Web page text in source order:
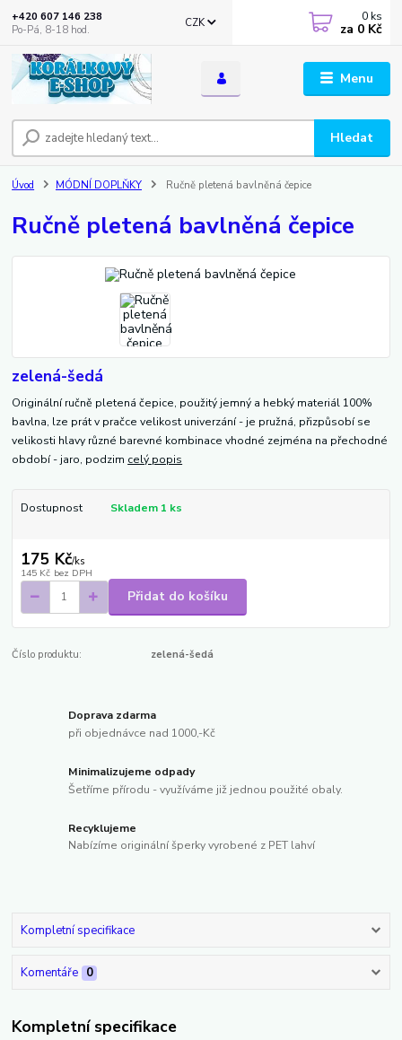
Menu
CZK
Hledat
+420 607 146 238
Po-Pá, 8-18 hod.
0 ks
za 0 Kč
Úvod MÓDNÍ DOPLŇKY Ručně pletená bavlněná čepice
Ručně pletená bavlněná čepice
zelená-šedá
Originální ručně pletená čepice, použitý jemný a hebký materiál 100%
bavlna, lze prát v pračce velikost univerzání - je pružná, přizpůsobí se
velikosti hlavy různé barevné kombinace vhodné zejména na přechodné
období - jaro, podzim celý popis
Dostupnost Skladem 1 ks
175 Kč/ks
145 Kč bez DPH
Přidat do košíku
Číslo produktu: zelená-šedá
Doprava zdarma
při objednávce nad 1000,-Kč
Minimalizujeme odpady
Šetříme přírodu - využíváme již jednou použité obaly.
Recyklujeme
Nabízíme originální šperky vyrobené z PET lahví
Kompletní specifikace
Komentáře 0
Kompletní specifikace